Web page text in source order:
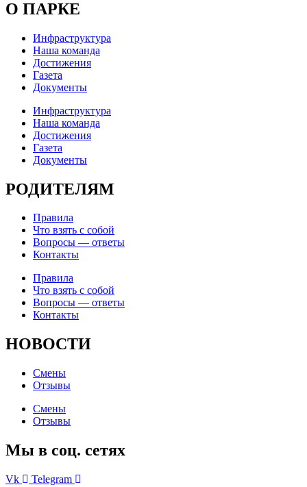
О ПАРКЕ
Инфраструктура
Наша команда
Достижения
Газета
Документы
Инфраструктура
Наша команда
Достижения
Газета
Документы
РОДИТЕЛЯМ
Правила
Что взять с собой
Вопросы — ответы
Контакты
Правила
Что взять с собой
Вопросы — ответы
Контакты
НОВОСТИ
Смены
Отзывы
Смены
Отзывы
Мы в соц. сетях
Vk Telegram